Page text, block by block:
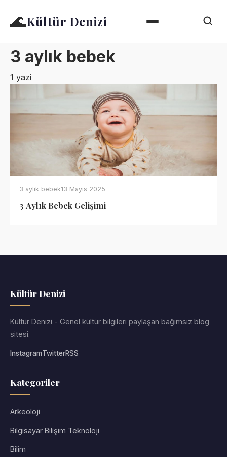
🌊Kültür Denizi
3 aylık bebek
1 yazi
3 aylık bebek13 Mayıs 2025
3 Aylık Bebek Gelişimi
Kültür Denizi
Kültür Denizi - Genel kültür bilgileri paylaşan bağımsız blog
sitesi.
InstagramTwitterRSS
Kategoriler
Arkeoloji
Bilgisayar Bilişim Teknoloji
Bilim